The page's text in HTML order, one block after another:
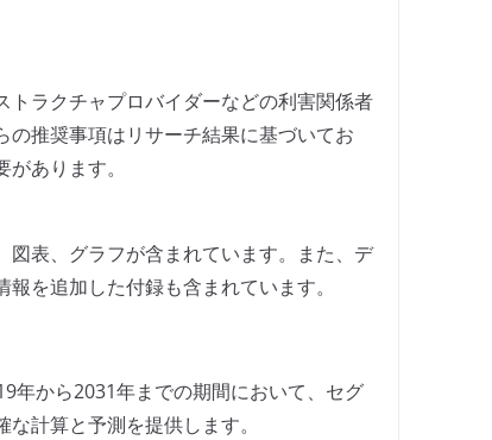
ラクチャプロバイダーなどの利害関係者
推奨事項はリサーチ結果に基づいてお
あります。
表、グラフが含まれています。また、デ
を追加した付録も含まれています。
年から2031年までの期間において、セグ
計算と予測を提供します。